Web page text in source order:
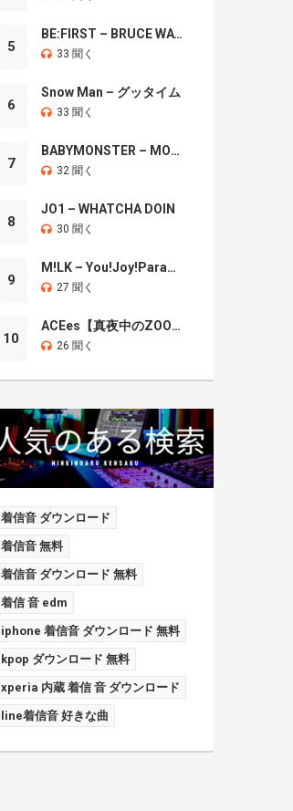
5
BE:FIRST – BRUCE WAYNE
33 聞く
6
Snow Man – グッタイム
33 聞く
7
BABYMONSTER – MOON
32 聞く
8
JO1 – WHATCHA DOIN
30 聞く
9
M!LK – You!Joy!Parade!
27 聞く
10
ACEes【真夜中のZOO】
26 聞く
着信音 ダウンロード
着信音 無料
着信音 ダウンロード 無料
着信 音 edm
iphone 着信音 ダウンロード 無料
kpop ダウンロード 無料
xperia 内蔵 着信 音 ダウンロード
line着信音 好きな曲